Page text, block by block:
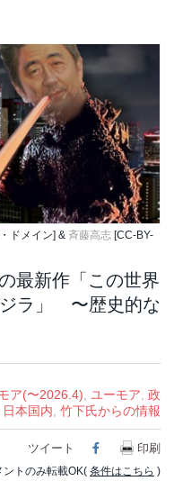
ドメイン] & 斉藤高志 [CC-BY-
最新作「この世界
ラ」 〜歴史的な
ア(〜2026.4) ユーモア 政
日本国内 竹下氏からの情報
ツイート Facebook
印刷
ントのみ転載OK( 条件はこちら )